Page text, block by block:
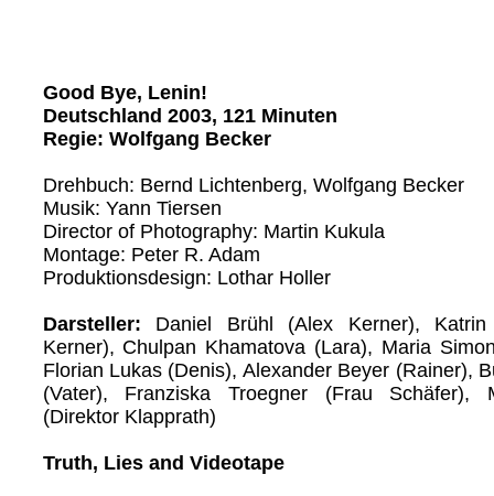
Good Bye, Lenin!
Deutschland 2003, 121 Minuten
Regie: Wolfgang Becker
Drehbuch: Bernd Lichtenberg, Wolfgang Becker
Musik: Yann Tiersen
Director of Photography: Martin Kukula
Montage: Peter R. Adam
Produktionsdesign: Lothar Holler
Darsteller: Daniel Brühl (Alex Kerner),
Kerner), Chulpan Khamatova (Lara), Maria
Florian Lukas (Denis), Alexander Beyer (Rainer),
(Vater), Franziska Troegner (Frau Schäfer),
(Direktor Klapprath)
Truth, Lies and Videotape